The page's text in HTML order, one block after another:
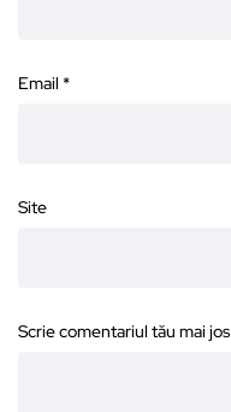
Email *
Site
Scrie comentariul tău mai jos